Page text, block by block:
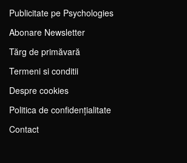
Publicitate pe Psychologies
Abonare Newsletter
Tărg de primăvară
Termeni si conditii
Despre cookies
Politica de confidențialitate
Contact